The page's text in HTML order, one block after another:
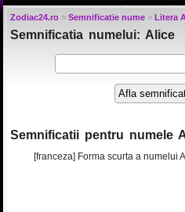
Zodiac24.ro> Semnificatie nume> Litera
Semnificatia numelui: Alice
Semnificatii pentru numele
[franceza] Forma scurta a numelui